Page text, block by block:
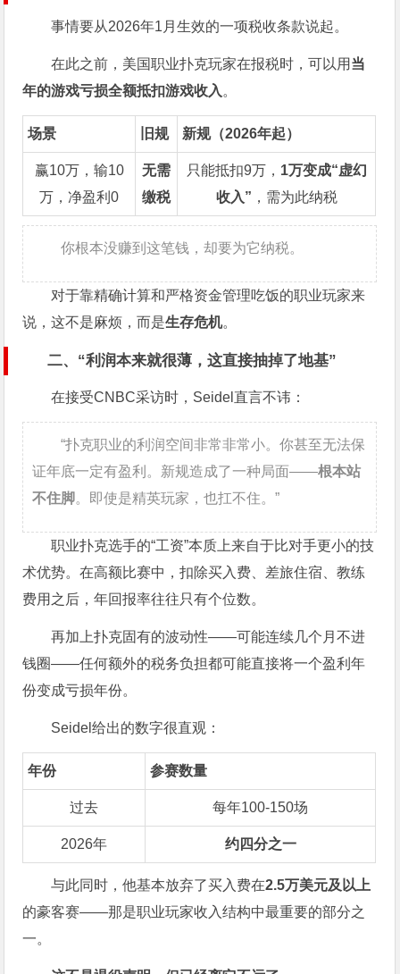
事情要从2026年1月生效的一项税收条款说起。
在此之前，美国职业扑克玩家在报税时，可以用 当
年的游戏亏损全额抵扣游戏收入。
场景 旧规 新规（2026年起）
赢10万，输10
万，净盈利0
无需
缴税
只能抵扣9万， 1万变成“虚幻
收入” ，需为此纳税
你根本没赚到这笔钱，却要为它纳税。
对于靠精确计算和严格资金管理吃饭的职业玩家来
说，这不是麻烦，而是生存危机。
二、“利润本来就很薄，这直接抽掉了地基”
在接受CNBC采访时，Seidel直言不讳：
“扑克职业的利润空间非常非常小。你甚至无法保
证年底一定有盈利。新规造成了一种局面——根本站
不住脚。即使是精英玩家，也扛不住。”
职业扑克选手的“工资”本质上来自于比对手更小的技
术优势。在高额比赛中，扣除买入费、差旅住宿、教练
费用之后，年回报率往往只有个位数。
再加上扑克固有的波动性——可能连续几个月不进
钱圈——任何额外的税务负担都可能直接将一个盈利年
份变成亏损年份。
Seidel给出的数字很直观：
年份 参赛数量
过去 每年100-150场
2026年 约四分之一
与此同时，他基本放弃了买入费在2.5万美元及以上
的豪客赛——那是职业玩家收入结构中最重要的部分之
一。